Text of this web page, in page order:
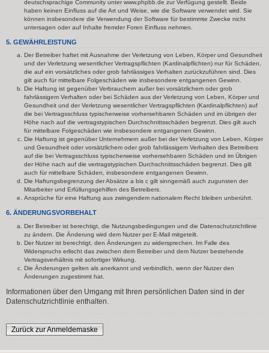
deutschsprachige Community unter www.phpbb.de zur Verfügung gestellt. Beide
haben keinen Einfluss auf die Art und Weise, wie die Software verwendet wird. Sie
können insbesondere die Verwendung der Software für bestimmte Zwecke nicht
untersagen oder auf Inhalte fremder Foren Einfluss nehmen.
5. GEWÄHRLEISTUNG
Der Betreiber haftet mit Ausnahme der Verletzung von Leben, Körper und Gesundheit
und der Verletzung wesentlicher Vertragspflichten (Kardinalpflichten) nur für Schäden,
die auf ein vorsätzliches oder grob fahrlässiges Verhalten zurückzuführen sind. Dies
gilt auch für mittelbare Folgeschäden wie insbesondere entgangenen Gewinn.
Die Haftung ist gegenüber Verbrauchern außer bei vorsätzlichem oder grob
fahrlässigem Verhalten oder bei Schäden aus der Verletzung von Leben, Körper und
Gesundheit und der Verletzung wesentlicher Vertragspflichten (Kardinalpflichten) auf
die bei Vertragsschluss typischerweise vorhersehbaren Schäden und im übrigen der
Höhe nach auf die vertragstypischen Durchschnittsschäden begrenzt. Dies gilt auch
für mittelbare Folgeschäden wie insbesondere entgangenen Gewinn.
Die Haftung ist gegenüber Unternehmern außer bei der Verletzung von Leben, Körper
und Gesundheit oder vorsätzlichem oder grob fahrlässigem Verhalten des Betreibers
auf die bei Vertragsschluss typischerweise vorhersehbaren Schäden und im Übrigen
der Höhe nach auf die vertragstypischen Durchschnittsschäden begrenzt. Dies gilt
auch für mittelbare Schäden, insbesondere entgangenen Gewinn.
Die Haftungsbegrenzung der Absätze a bis c gilt sinngemäß auch zugunsten der
Mitarbeiter und Erfüllungsgehilfen des Betreibers.
Ansprüche für eine Haftung aus zwingendem nationalem Recht bleiben unberührt.
6. ÄNDERUNGSVORBEHALT
Der Betreiber ist berechtigt, die Nutzungsbedingungen und die Datenschutzrichtlinie
zu ändern. Die Änderung wird dem Nutzer per E-Mail mitgeteilt.
Der Nutzer ist berechtigt, den Änderungen zu widersprechen. Im Falle des
Widerspruchs erlischt das zwischen dem Betreiber und dem Nutzer bestehende
Vertragsverhältnis mit sofortiger Wirkung.
Die Änderungen gelten als anerkannt und verbindlich, wenn der Nutzer den
Änderungen zugestimmt hat.
Informationen über den Umgang mit Ihren persönlichen Daten sind in der
Datenschutzrichtlinie enthalten.
Zurück zur Anmeldemaske